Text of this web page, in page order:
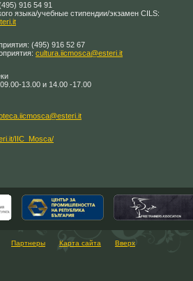
916 54 91
языка/учебные стипендии/экзамен CILS:
(495) 916 52 67
cultura.iicmosca@esteri.it
13.00 и 14.00 -17.00
IIC_Mosca/
Партнеры Карта сайта Вверх